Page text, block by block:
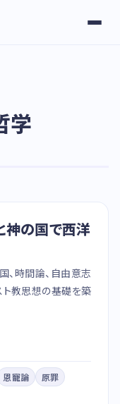
学
神の国で西洋
、時間論、自由意志
ト教思想の基礎を築
恩寵論
原罪